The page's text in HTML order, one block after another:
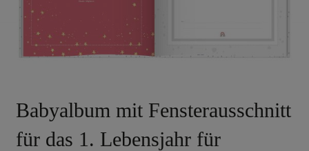
Babyalbum mit Fensterausschnitt
für das 1. Lebensjahr für